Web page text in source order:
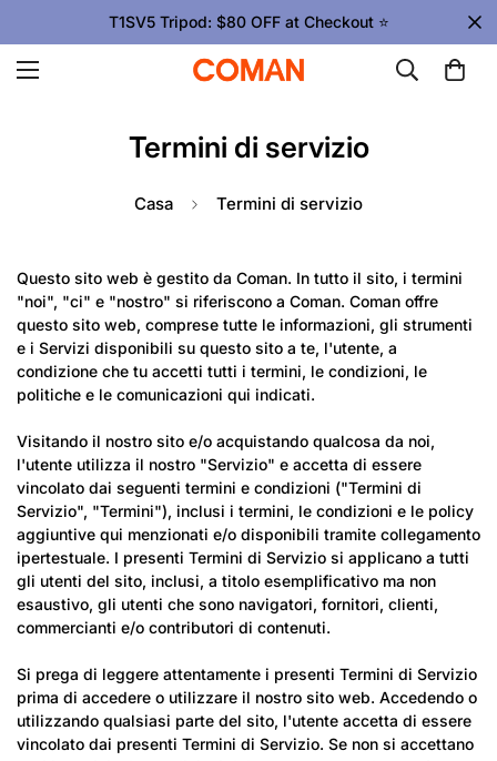
T1SV5 Tripod: $80 OFF at Checkout ⭐
Termini di servizio
Casa Termini di servizio
Questo sito web è gestito da Coman. In tutto il sito, i termini
"noi", "ci" e "nostro" si riferiscono a Coman. Coman offre
questo sito web, comprese tutte le informazioni, gli strumenti
e i Servizi disponibili su questo sito a te, l'utente, a
condizione che tu accetti tutti i termini, le condizioni, le
politiche e le comunicazioni qui indicati.
Visitando il nostro sito e/o acquistando qualcosa da noi,
l'utente utilizza il nostro "Servizio" e accetta di essere
vincolato dai seguenti termini e condizioni ("Termini di
Servizio", "Termini"), inclusi i termini, le condizioni e le policy
aggiuntive qui menzionati e/o disponibili tramite collegamento
ipertestuale. I presenti Termini di Servizio si applicano a tutti
gli utenti del sito, inclusi, a titolo esemplificativo ma non
esaustivo, gli utenti che sono navigatori, fornitori, clienti,
commercianti e/o contributori di contenuti.
Si prega di leggere attentamente i presenti Termini di Servizio
prima di accedere o utilizzare il nostro sito web. Accedendo o
utilizzando qualsiasi parte del sito, l'utente accetta di essere
vincolato dai presenti Termini di Servizio. Se non si accettano